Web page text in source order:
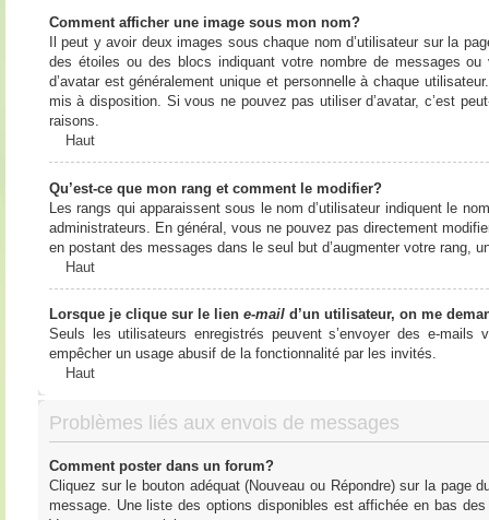
Comment afficher une image sous mon nom?
Il peut y avoir deux images sous chaque nom d’utilisateur sur la
des étoiles ou des blocs indiquant votre nombre de messages
d’avatar est généralement unique et personnelle à chaque
mis à disposition. Si vous ne pouvez pas utiliser d’avatar, c’est
raisons.
Haut
Qu’est-ce que mon rang et comment le modifier?
Les rangs qui apparaissent sous le nom d’utilisateur indiquent le
administrateurs. En général, vous ne pouvez pas directement
en postant des messages dans le seul but d’augmenter votre rang,
Haut
Lorsque je clique sur le lien e-maild’un utilisateur, on me
Seuls les utilisateurs enregistrés peuvent s’envoyer des e-
empêcher un usage abusif de la fonctionnalité par les invités.
Haut
Problèmes liés aux envois de messages
Comment poster dans un forum?
Cliquez sur le bouton adéquat (Nouveau ou Répondre) sur la page
message. Une liste des options disponibles est affichée en bas